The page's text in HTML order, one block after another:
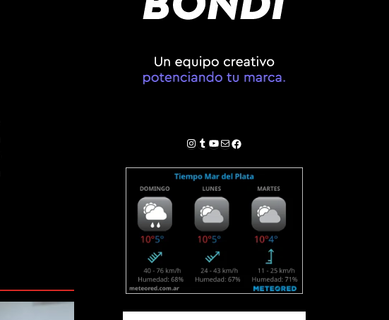
Instagram
Tumblr
YouTube
Correo electrónico
Facebook